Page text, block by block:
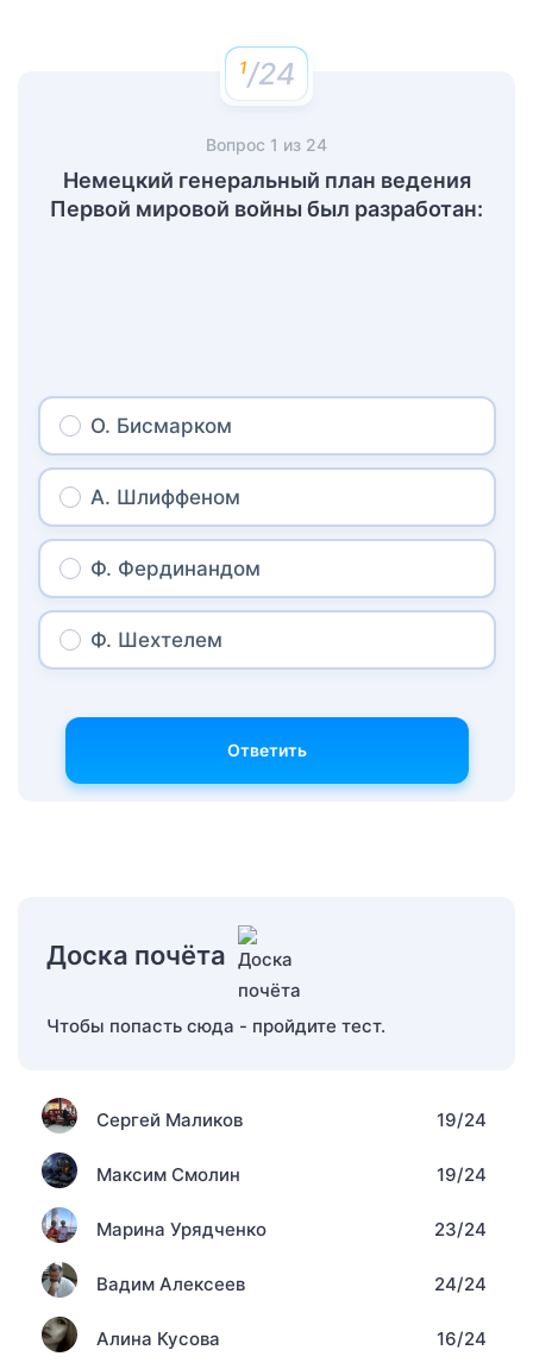
/24
Вопрос 1 из 24
Немецкий генеральный план ведения
Первой мировой войны был разработан:
О. Бисмарком
А. Шлиффеном
Ф. Фердинандом
Ф. Шехтелем
Ответить
Доска почёта
Чтобы попасть сюда - пройдите тест.
Сергей Маликов 19/24
Максим Смолин 19/24
Марина Урядченко 23/24
Вадим Алексеев 24/24
Алина Кусова 16/24